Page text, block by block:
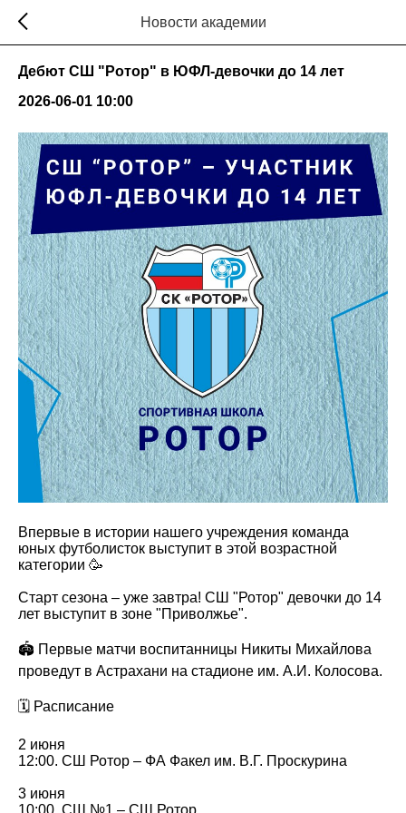
Новости академии
Дебют СШ "Ротор" в ЮФЛ-девочки до 14 лет
2026-06-01 10:00
Впервые в истории нашего учреждения команда
юных футболисток выступит в этой возрастной
категории 🥳
Старт сезона – уже завтра! СШ "Ротор" девочки до 14
лет выступит в зоне "Приволжье".
🏟 Первые матчи воспитанницы Никиты Михайлова
проведут в Астрахани на стадионе им. А.И. Колосова.
🗓 Расписание
2 июня
12:00. СШ Ротор – ФА Факел им. В.Г. Проскурина
3 июня
10:00. СШ №1 – СШ Ротор